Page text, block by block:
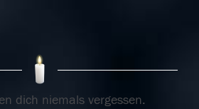
dich niemals vergessen.